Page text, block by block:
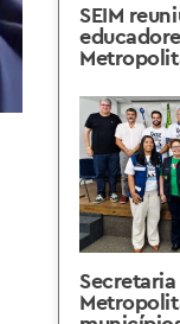
SEIM
autismo